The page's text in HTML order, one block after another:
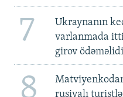
7
Ukraynanın
varlanmada
girov
8
rusiyalı